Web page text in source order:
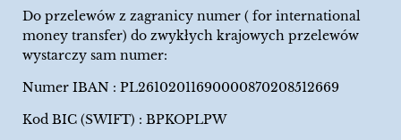
Do przelewów z zagranicy numer ( for international
money transfer) do zwykłych krajowych przelewów
wystarczy sam numer:
Numer IBAN : PL26102011690000870208512669
Kod BIC (SWIFT) : BPKOPLPW